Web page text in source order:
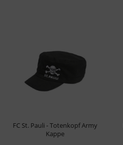
FC St. Pauli - Totenkopf Army
Kappe